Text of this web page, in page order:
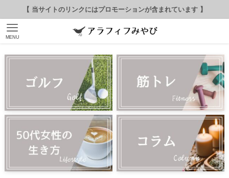
【 当サイトのリンクにはプロモーションが含まれています 】
MENU